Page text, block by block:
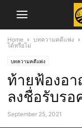
Home บทความคดีแพ่ง
ได้หรือไม่
บทความคดีแพ่ง
ท้ายฟ้องอ
ลงชื่อรับรอ
September 25, 2021